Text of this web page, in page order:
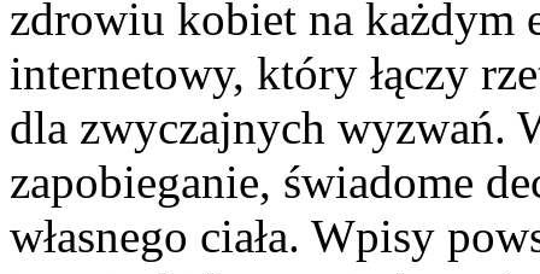
zdrowiu kobiet na każdym
internetowy, który łączy
dla zwyczajnych wyzwań.
zapobieganie, świadome
własnego ciała. Wpisy